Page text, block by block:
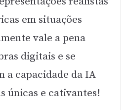
em situações
vale a pena
digitais e se
a capacidade da IA
únicas e cativantes!